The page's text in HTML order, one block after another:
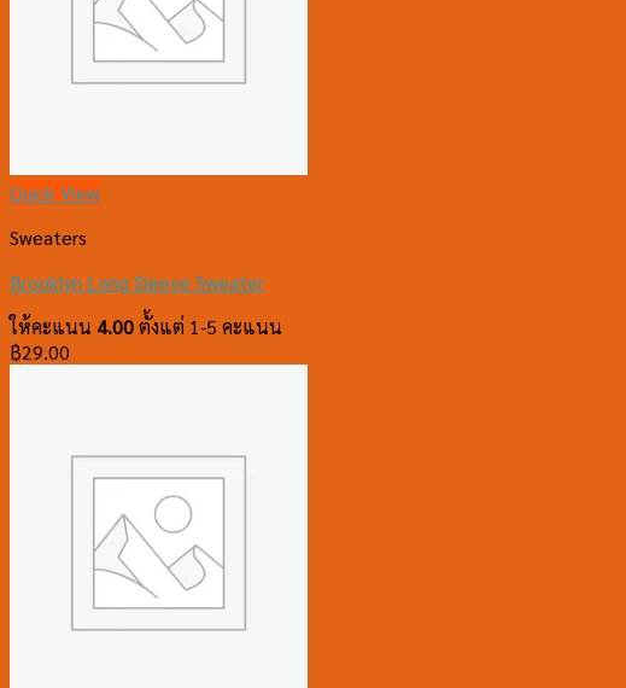
Quick View
Sweaters
Brooklyn Long Sleeve Sweater
ให้คะแนน 4.00ตั้งแต่ 1-5 คะแนน
฿29.00